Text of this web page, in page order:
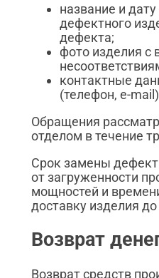
название и
дефектного
дефекта;
фото изделия
контактные
(телефон, e-
Обращения
отделом в течение
Срок замены
от загруженности
мощностей и
доставку изделия
Возврат
Возврат средств